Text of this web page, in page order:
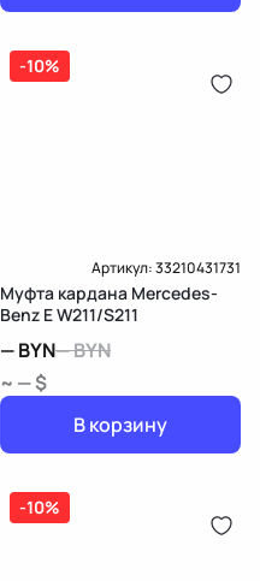
-10%
Артикул:33210431731
Муфта кардана Mercedes-
Benz E W211/S211
—BYN—BYN
~ — $
В корзину
-10%